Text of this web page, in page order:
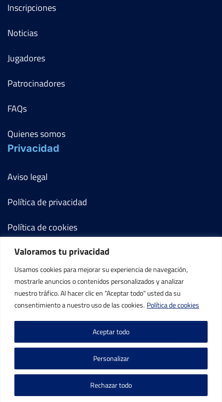
Valoramos tu privacidad
Usamos cookies para mejorar su experiencia de navegación,
mostrarle anuncios o contenidos personalizados y analizar
nuestro tráfico. Al hacer clic en “Aceptar todo” usted da su
consentimiento a nuestro uso de las cookies. Política de cookies
Personalizar
Rechazar todo
Aceptar todo
Inscripciones
Noticias
Jugadores
Patrocinadores
FAQs
Quienes somos
Privacidad
Aviso legal
Política de privacidad
Política de cookies
Términos y condiciones
Mi cuenta
Contacto